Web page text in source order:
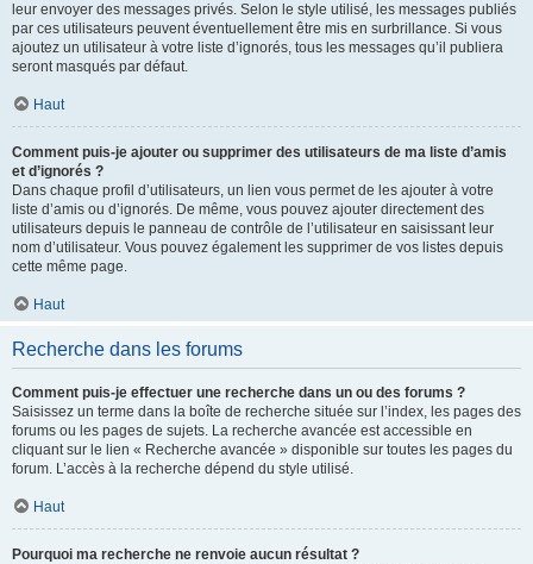
leur envoyer des messages privés. Selon le style utilisé, les messages publiés
par ces utilisateurs peuvent éventuellement être mis en surbrillance. Si vous
ajoutez un utilisateur à votre liste d’ignorés, tous les messages qu’il publiera
seront masqués par défaut.
Haut
Comment puis-je ajouter ou supprimer des utilisateurs de ma liste d’amis
et d’ignorés ?
Dans chaque profil d’utilisateurs, un lien vous permet de les ajouter à votre
liste d’amis ou d’ignorés. De même, vous pouvez ajouter directement des
utilisateurs depuis le panneau de contrôle de l’utilisateur en saisissant leur
nom d’utilisateur. Vous pouvez également les supprimer de vos listes depuis
cette même page.
Haut
Recherche dans les forums
Comment puis-je effectuer une recherche dans un ou des forums ?
Saisissez un terme dans la boîte de recherche située sur l’index, les pages des
forums ou les pages de sujets. La recherche avancée est accessible en
cliquant sur le lien « Recherche avancée » disponible sur toutes les pages du
forum. L’accès à la recherche dépend du style utilisé.
Haut
Pourquoi ma recherche ne renvoie aucun résultat ?